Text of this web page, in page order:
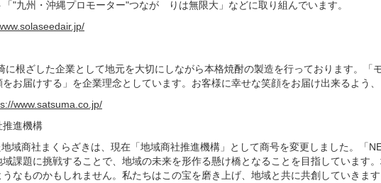
「"九州・沖縄プロモーター"つなが りは無限大」などに取り組んでいます。
に根ざした企業として地元を大切にしながら本格焼酎の製造を行っております。「
お届けする」を企業理念としています。お客様に幸せな笑顔をお届け出来るよう
www.satsuma.co.jp/
推進機構
域商社まくらざきは、現在「地域商社推進機構」として商号を変更しました。「
課題に挑戦することで、地域の未来を形作る懸け橋となることを目指しています
なものかもしれません。私たちはこの宝を磨き上げ、地域と共に共創していきま